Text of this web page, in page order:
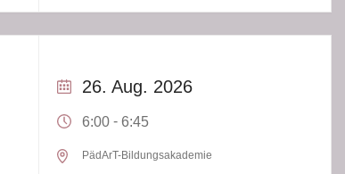
26. Aug. 2026
6:00 - 6:45
PädArT-Bildungsakademie